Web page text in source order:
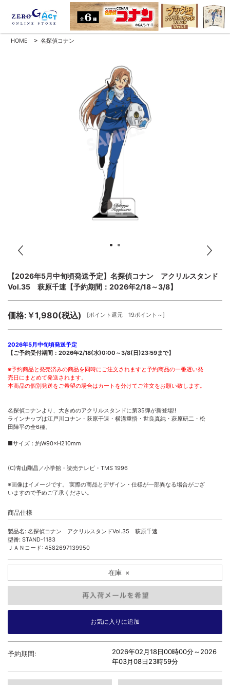
HOME > 名探偵コナン
【2026年5月中旬頃発送予定】名探偵コナン アクリルスタンド
Vol.35 萩原千速【予約期間：2026年2/18～3/8】
価格:￥1,980(税込) [ポイント還元 19ポイント～]
2026年5月中旬頃発送予定
【ご予約受付期間：2026年2/18(水)0:00～3/8(日)23:59まで】
※予約商品と発売済みの商品を同時にご注文されますと予約商品の一番遅い発
売日にまとめて発送されます。
本商品の個別発送をご希望の場合はカートを分けてご注文をお願い致します。
名探偵コナンより、大きめのアクリルスタンドに第35弾が新登場!!
ラインナップは江戸川コナン・萩原千速・横溝重悟・世良真純・萩原研二・松
田陣平の全6種。
■サイズ：約W90×H210mm
(C)青山剛昌／小学館・読売テレビ・TMS 1996
※画像はイメージです。 実際の商品とデザイン・仕様が一部異なる場合がござ
いますので予めご了承ください。
商品仕様
製品名: 名探偵コナン アクリルスタンドVol.35 萩原千速
型番: STAND-1183
ＪＡＮコード: 4582697139950
在庫 ×
予約期間: 2026年02月18日00時00分～2026
年03月08日23時59分